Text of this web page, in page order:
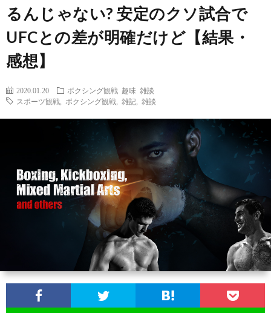
ナ
プ
グ
戦
ン
ド
ラ
マ
ラ
ー
ー
ム
るんじゃない? 安定のクソ試合で
UFCとの差が明確だけど【結果・
感想】
2020.01.20 ボクシング観戦 趣味 雑談
スポーツ観戦
ボクシング観戦 雑記 雑談